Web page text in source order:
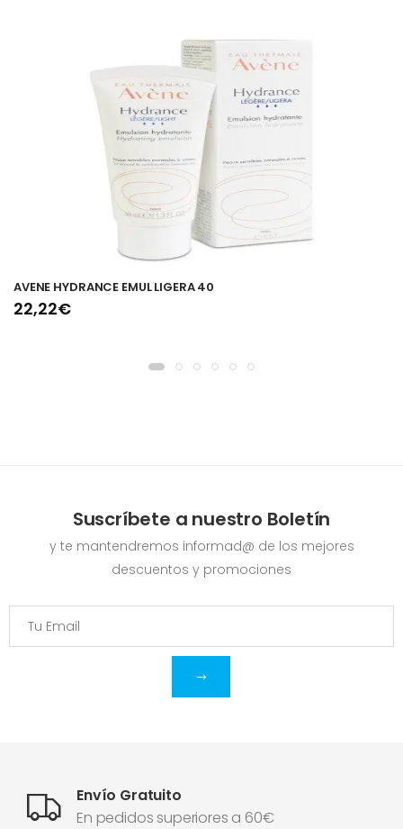
AVENE HYDRANCE EMUL LIGERA 40
22,22€
Suscríbete a nuestro Boletín
y te mantendremos informad@ de los mejores
descuentos y promociones
Envío Gratuito
En pedidos superiores a 60€